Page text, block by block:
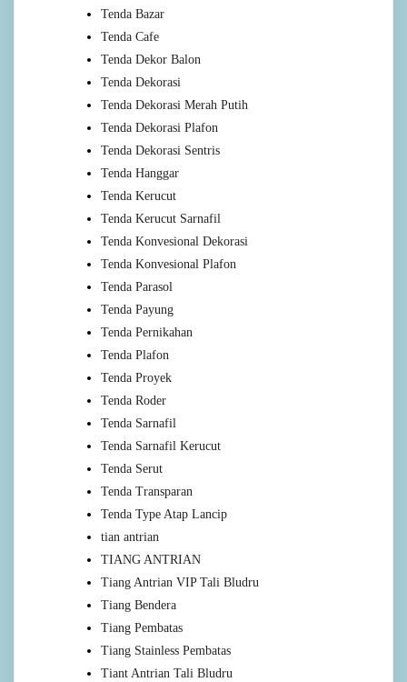
Tenda Bazar
Tenda Cafe
Tenda Dekor Balon
Tenda Dekorasi
Tenda Dekorasi Merah Putih
Tenda Dekorasi Plafon
Tenda Dekorasi Sentris
Tenda Hanggar
Tenda Kerucut
Tenda Kerucut Sarnafil
Tenda Konvesional Dekorasi
Tenda Konvesional Plafon
Tenda Parasol
Tenda Payung
Tenda Pernikahan
Tenda Plafon
Tenda Proyek
Tenda Roder
Tenda Sarnafil
Tenda Sarnafil Kerucut
Tenda Serut
Tenda Transparan
Tenda Type Atap Lancip
tian antrian
TIANG ANTRIAN
Tiang Antrian VIP Tali Bludru
Tiang Bendera
Tiang Pembatas
Tiang Stainless Pembatas
Tiant Antrian Tali Bludru